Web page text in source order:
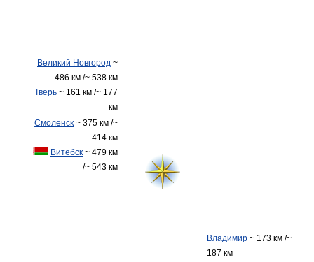
Великий Новгород ~
486 км /~ 538 км
Тверь ~ 161 км /~ 177
км
Смоленск ~ 375 км /~
414 км
Витебск ~ 479 км
/~ 543 км
Владимир ~ 173 км /~
187 км